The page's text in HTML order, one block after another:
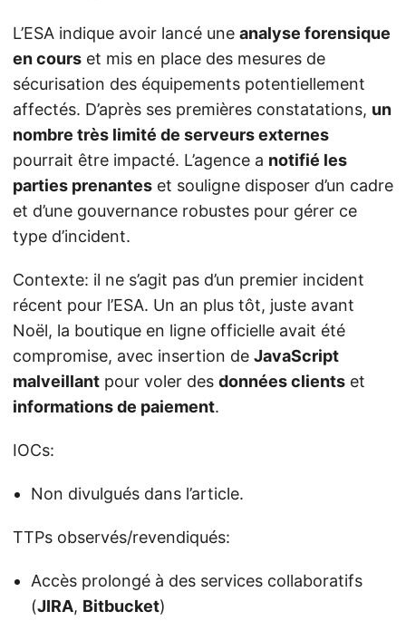
L’ESA indique avoir lancé une analyse forensique
en cours et mis en place des mesures de
sécurisation des équipements potentiellement
affectés. D’après ses premières constatations, un
nombre très limité de serveurs externes
pourrait être impacté. L’agence a notifié les
parties prenantes et souligne disposer d’un cadre
et d’une gouvernance robustes pour gérer ce
type d’incident.
Contexte: il ne s’agit pas d’un premier incident
récent pour l’ESA. Un an plus tôt, juste avant
Noël, la boutique en ligne officielle avait été
compromise, avec insertion de JavaScript
malveillant pour voler des données clients et
informations de paiement.
IOCs:
Non divulgués dans l’article.
TTPs observés/revendiqués:
Accès prolongé à des services collaboratifs
(JIRA, Bitbucket)